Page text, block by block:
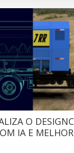
O
IA E